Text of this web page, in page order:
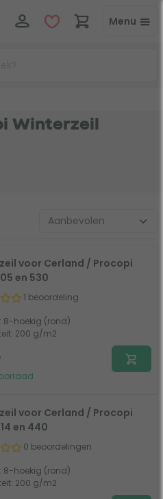
Menu
Winterzeil
voor Cerland / Procopi
en 530
1 beoordeling
8-hoekig (rond)
200 g/m2
voor Cerland / Procopi
en 440
0 beoordelingen
8-hoekig (rond)
200 g/m2